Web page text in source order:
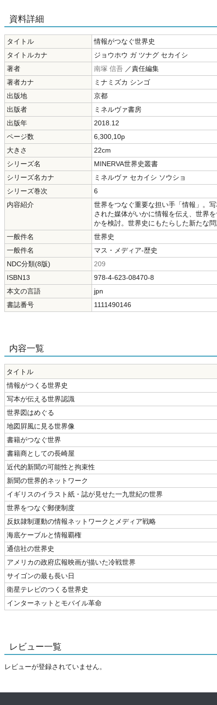
資料詳細
タイトル
情報がつなぐ世界史
タイトルカナ
ジョウホウ ガ ツナグ セカイシ
著者
南塚 信吾 ／責任編集
著者カナ
ミナミズカ シンゴ
出版地
京都
出版者
ミネルヴァ書房
出版年
2018.12
ページ数
6,300,10p
大きさ
22cm
シリーズ名
MINERVA世界史叢書
シリーズ名カナ
ミネルヴァ セカイシ ソウショ
シリーズ巻次
6
内容紹介
世界をつなぐ重要な担い手「情報」。
された媒体がいかに情報を伝え、世界
かを検討。世界史にもたらした新たな
一般件名
世界史
一般件名
マス・メディア-歴史
NDC分類(8版)
209
ISBN13
978-4-623-08470-8
本文の言語
jpn
書誌番号
1111490146
内容一覧
タイトル
情報がつくる世界史
写本が伝える世界認識
世界図はめぐる
地図屛風に見る世界像
書籍がつなぐ世界
書籍商としての長崎屋
近代的新聞の可能性と拘束性
新聞の世界的ネットワーク
イギリスのイラスト紙・誌が見せた一九世紀の世界
世界をつなぐ郵便制度
反奴隷制運動の情報ネットワークとメディア戦略
海底ケーブルと情報覇権
通信社の世界史
アメリカの政府広報映画が描いた冷戦世界
サイゴンの最も長い日
衛星テレビのつくる世界史
インターネットとモバイル革命
レビュー一覧
レビューが登録されていません。